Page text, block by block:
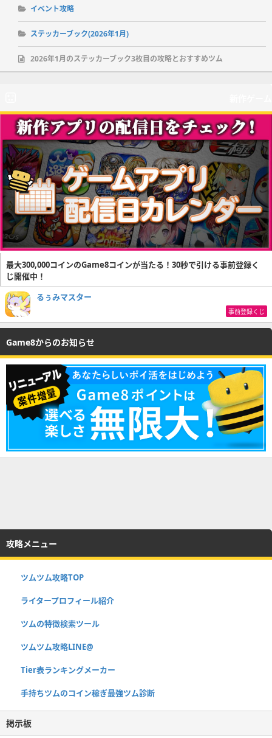
イベント攻略
ステッカーブック(2026年1月)
2026年1月のステッカーブック3枚目の攻略とおすすめツム
最大300,000コインのGame8コインが当たる！30秒で引ける事前登録く
じ開催中！
るぅみマスター
事前登録くじ
Game8からのお知らせ
攻略メニュー
ツムツム攻略TOP
ライタープロフィール紹介
ツムの特徴検索ツール
ツムツム攻略LINE@
Tier表ランキングメーカー
手持ちツムのコイン稼ぎ最強ツム診断
掲示板